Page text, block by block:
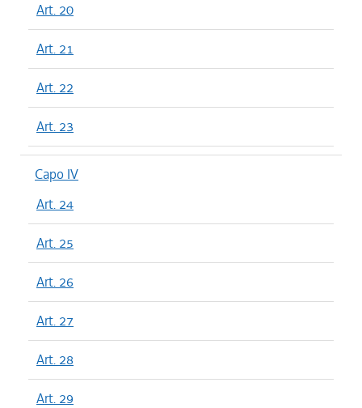
Art. 20
Art. 21
Art. 22
Art. 23
Capo IV
Art. 24
Art. 25
Art. 26
Art. 27
Art. 28
Art. 29